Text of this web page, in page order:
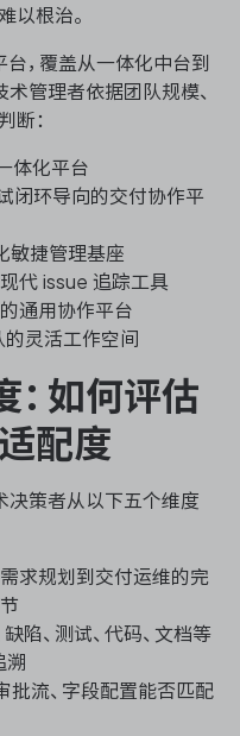
根治。
，覆盖从一体化中台到
管理者依据团队规模、
断：
体化平台
闭环导向的交付协作平
敏捷管理基座
代 issue 追踪工具
通用协作平台
灵活工作空间
：如何评估
配度
决策者从以下五个维度
需求规划到交付运维的完
缺陷、测试、代码、文档等
溯
批流、字段配置能否匹配